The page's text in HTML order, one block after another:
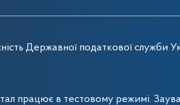
Державної податкової служби
працює в тестовому режимі.